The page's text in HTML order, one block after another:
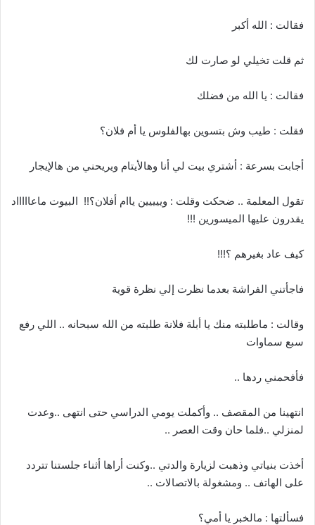
فقالت : الله أكبر
ثم قلت تخيلي لو صارت لك
فقالت : يا الله من فضلك
فقلت : طيب وش بتسوين بهالفلوس يا أم فلان؟
أجابت بسرعة : أشتري بيت لي أنا وهالأيتام ويريحني من هالإيجار
تقول المعلمة .. ضحكت وقلت : وييييين ياام أفلان؟!! البيوت ماعاااااد
يقدرون عليها الميسورين !!!
كيف عاد بغيرهم ؟!!!
فاجأتني الفراشة بعدما نظرت إلي نظرة قوية
وقالت : ماطلبته منك يا أبلة فلانة طلبته من الله سبحانه .. اللي رفع
سبع سماوات
فأفحمني ردها ..
انتهينا من المقصف .. وأكملت يومي الدراسي حتى انتهى ..وعدت
لمنزلي ..فلما حان وقت العصر ..
أخذت بنياتي وذهبت لزيارة والدتي ..وكنت أراها أثناء جلستنا تتردد
على الهاتف .. ومشغولة بالاتصالات ..
فسألتها : مالخبر يا أمي؟